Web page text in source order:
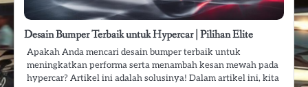
Desain Bumper Terbaik untuk Hypercar | Pilihan Elite
Apakah Anda mencari desain bumper terbaik untuk
meningkatkan performa serta menambah kesan mewah pada
hypercar? Artikel ini adalah solusinya! Dalam artikel ini, kita